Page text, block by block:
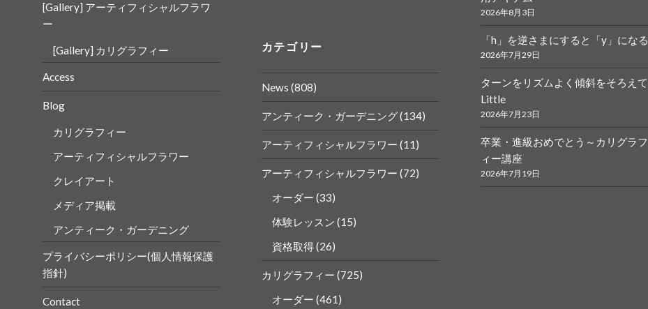
[Gallery] アーティフィシャルフラワ
ー
[Gallery] カリグラフィー
Access
Blog
カリグラフィー
アーティフィシャルフラワー
クレイアート
メディア掲載
アンティーク・ガーデニング
プライバシーポリシー(個人情報保護
指針)
Contact
2026年8月3日
「h」を逆さまにすると「y」になる
2026年7月29日
ターンをリズムよく傾斜をそろえて
Little
2026年7月23日
卒業・進級おめでとう～カリグラフ
ィー講座
2026年7月19日
ロ
フ
ー
ル
で
表
示
ロ
フ
ー
ル
で
表
示
カテゴリー
News (808)
アンティーク・ガーデニング(134)
アーティフィシャルフラワー (11)
アーティフィシャルフラワー (72)
オーダー (33)
体験レッスン (15)
資格取得(26)
カリグラフィー (725)
オーダー (461)